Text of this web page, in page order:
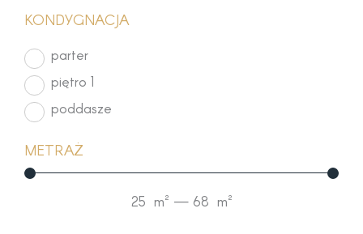
KONDYGNACJA
parter
piętro 1
poddasze
METRAŻ
25 m² — 68 m²